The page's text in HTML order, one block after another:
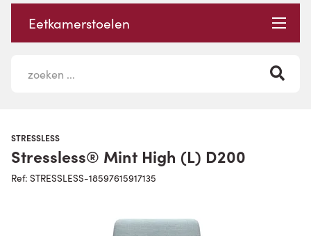
Eetkamerstoelen
STRESSLESS
Stressless® Mint High (L) D200
Ref: STRESSLESS-18597615917135